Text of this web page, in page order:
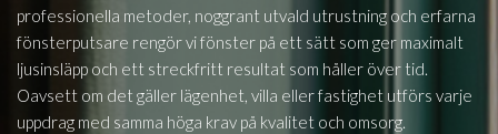
professionella metoder, noggrant utvald utrustning och erfarna
fönsterputsare rengör vi fönster på ett sätt som ger maximalt
ljusinsläpp och ett streckfritt resultat som håller över tid.
Oavsett om det gäller lägenhet, villa eller fastighet utförs varje
uppdrag med samma höga krav på kvalitet och omsorg.